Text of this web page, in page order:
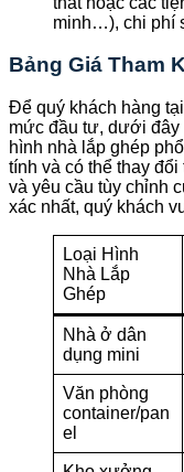
minh…), chi phí
Bảng Giá Tham
Để quý khách hàng
mức đầu tư, dưới đây
hình nhà lắp ghép
tính và có thể thay
và yêu cầu tùy chỉnh
xác nhất, quý khách
Loại Hình
Nhà Lắp
Ghép
Nhà ở dân
dụng mini
Văn phòng
container/pan
el